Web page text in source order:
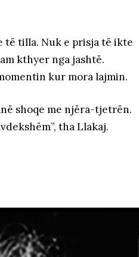
të tilla. Nuk e prisja të ikte
kthyer nga jashtë.
kur mora lajmin.
shoqe me njëra-tjetrën.
tha Llakaj.